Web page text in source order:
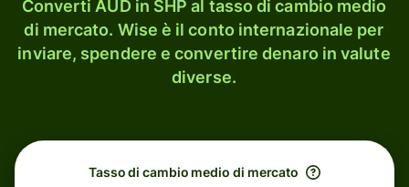
Converti AUD in SHP al tasso di cambio medio
di mercato. Wise è il conto internazionale per
inviare, spendere e convertire denaro in valute
diverse.
Tasso di cambio medio di mercato